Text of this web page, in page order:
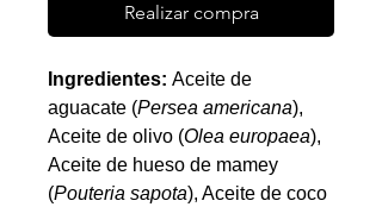
Realizar compra
Ingredientes: Aceite de
aguacate (Persea americana),
Aceite de olivo (Olea europaea),
Aceite de hueso de mamey
(Pouteria sapota), Aceite de coco